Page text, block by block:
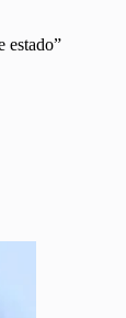
estado”